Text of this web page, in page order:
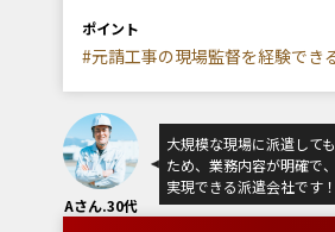
ポイント
#元請工事の現場監督を経験でき
Aさん.30代
大規模な現場に派遣して
ため、業務内容が明確で
実現できる派遣会社です！